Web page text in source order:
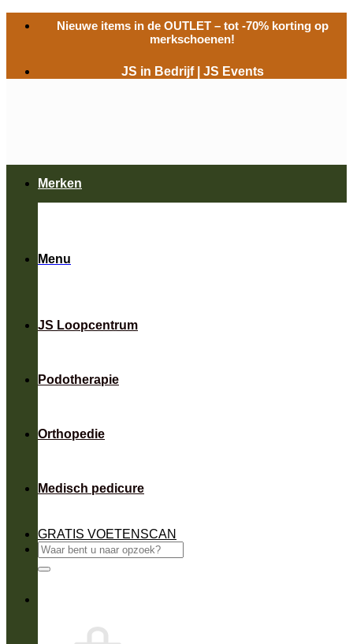
naar
Nieuwe items in de OUTLET– tot -70% korting op
merkschoenen!
JS in Bedrijf JS Events
Menu
JS Loopcentrum
Podotherapie
Orthopedie
Medisch pedicure
GRATIS VOETENSCAN
Zoeken
naar:
Merken